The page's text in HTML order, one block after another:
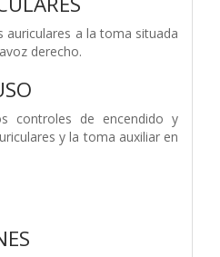
auriculares a la toma situada
derecho.
controles de encendido y
y la toma auxiliar en